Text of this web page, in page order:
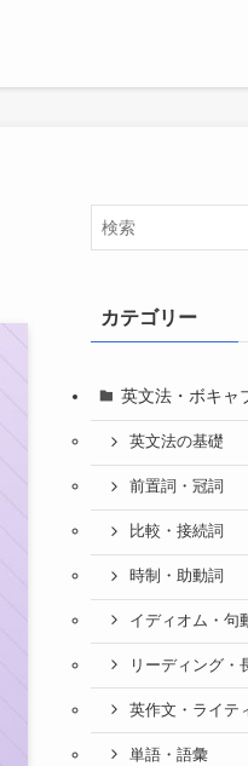
カテゴリー
英文法・ボキャ
英文法の基礎
前置詞・冠詞
比較・接続詞
時制・助動詞
イディオム・句
リーディング・
英作文・ライテ
単語・語彙